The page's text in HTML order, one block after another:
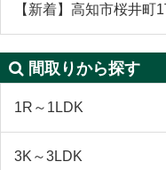
【新着】高知市桜井町
間取りから探す
1R～1LDK
3K～3LDK